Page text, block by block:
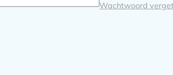
Wachtwoord